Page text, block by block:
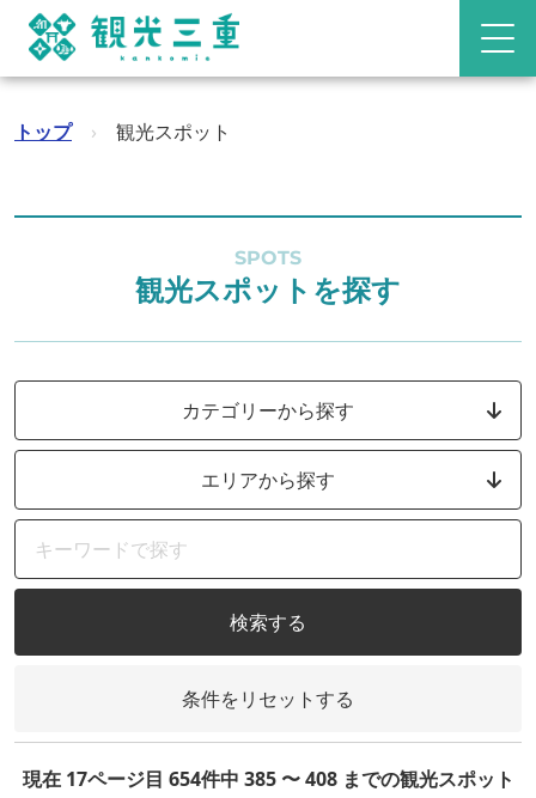
トップ › 観光スポット
SPOTS
観光スポットを探す
カテゴリーから探す
エリアから探す
検索する
条件をリセットする
現在 17ページ目 654件中 385 〜 408 までの観光スポット